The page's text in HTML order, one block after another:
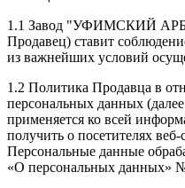
1.1 Завод "УФИМСКИЙ
Продавец) ставит
из важнейших условий
1.2 Политика Продавца в
персональных данных
применяется ко всей
получить о посетителях
Персональные данные
«О персональных данных»